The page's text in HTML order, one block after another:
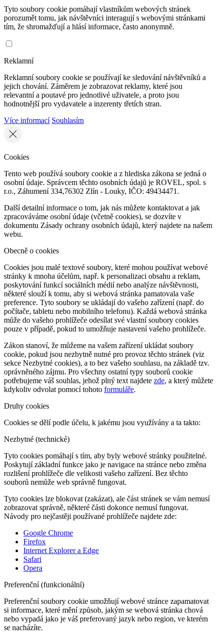
Tyto soubory cookie pomáhají vlastníkům webových stránek
porozumět tomu, jak návštěvníci interagují s webovými stránkami
tím, že shromažďují a hlásí informace, často anonymně.
Reklamní
Reklamní soubory cookie se používají ke sledování návštěvníků a
jejich chování. Záměrem je zobrazovat reklamy, které jsou
relevantní a poutavé pro jednotlivé uživatele, a proto jsou
hodnotnější pro vydavatele a inzerenty třetích stran.
Více informací Souhlasím
Cookies
Tento web používá soubory cookie a z hlediska zákona se jedná o
osobní údaje. Správcem těchto osobních údajů je ROVEL, spol. s
r.o., Záhumení 334,76302 Zlín - Louky, IČO: 49434471.
Další detailní informace o tom, jak nás můžete kontaktovat a jak
zpracováváme osobní údaje (včetně cookies), se dozvíte v
dokumentu Zásady ochrany osobních údajů, který najdete na našem
webu.
Obecně o cookies
Cookies jsou malé textové soubory, které mohou používat webové
stránky k mnoha účelům, např. k personalizaci obsahu a reklam,
poskytování funkcí sociálních médií nebo analýze návštěvnosti,
některé slouží k tomu, aby si webová stránka pamatovala vaše
preference. Tyto soubory se ukládají do vašeho zařízení (např. do
počítače, tabletu nebo mobilního telefonu). Každá webová stránka
může do vašeho prohlížeče odesílat své vlastní soubory cookies
pouze v případě, pokud to umožňuje nastavení vašeho prohlížeče.
Zákon stanoví, že můžeme na vašem zařízení ukládat soubory
cookie, pokud jsou nezbytně nutné pro provoz těchto stránek (viz
sekce Nezbytné cookies), a to bez vašeho souhlasu, na základě tzv.
oprávněného zájmu. Pro všechny ostatní typy souborů cookie
potřebujeme váš souhlas, jehož plný text najdete zde, a který můžete
kdykoliv odvolat pomocí tohoto formuláře.
Druhy cookies
Cookies se dělí podle účelu, k jakému jsou využívány a ta takto:
Nezbytné (technické)
Tyto cookies pomáhají s tím, aby byly webové stránky použitelné.
Poskytují základní funkce jako je navigace na stránce nebo změna
rozlišení prohlížeče dle velikosti vašeho zařízení. Bez těchto
souborů nemůže web správně fungovat.
Tyto cookies lze blokovat (zakázat), ale část stránek se vám nemusí
zobrazovat správně, některé části dokonce nemusí fungovat.
Návody pro nejčastěji používané prohlížeče najdete zde:
Google Chrome
Firefox
Internet Explorer a Edge
Safari
Opera
Preferenční (funkcionální)
Preferenční soubory cookie umožňují webové stránce zapamatovat
si informace, které mění způsob, jakým se webová stránka chová
nebo vypadá jako je váš preferovaný jazyk nebo region, ve kterém
se nacházíte.